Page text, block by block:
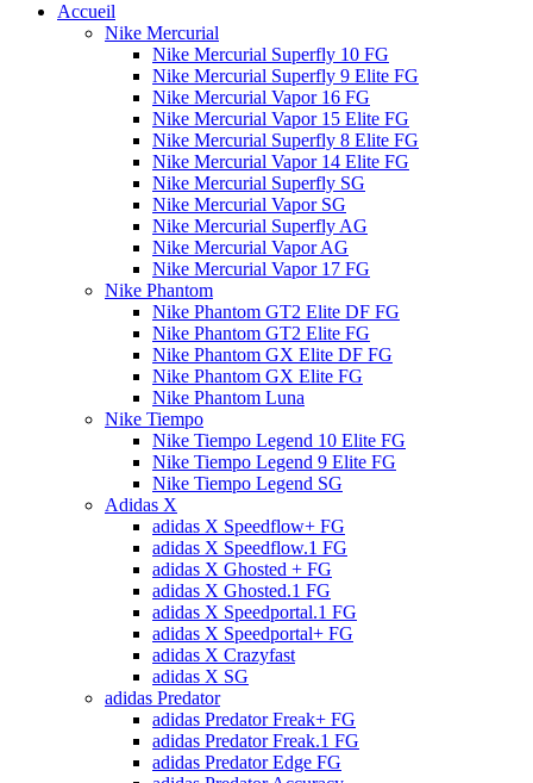
Accueil
Nike Mercurial
Nike Mercurial Superfly 10 FG
Nike Mercurial Superfly 9 Elite FG
Nike Mercurial Vapor 16 FG
Nike Mercurial Vapor 15 Elite FG
Nike Mercurial Superfly 8 Elite FG
Nike Mercurial Vapor 14 Elite FG
Nike Mercurial Superfly SG
Nike Mercurial Vapor SG
Nike Mercurial Superfly AG
Nike Mercurial Vapor AG
Nike Mercurial Vapor 17 FG
Nike Phantom
Nike Phantom GT2 Elite DF FG
Nike Phantom GT2 Elite FG
Nike Phantom GX Elite DF FG
Nike Phantom GX Elite FG
Nike Phantom Luna
Nike Tiempo
Nike Tiempo Legend 10 Elite FG
Nike Tiempo Legend 9 Elite FG
Nike Tiempo Legend SG
Adidas X
adidas X Speedflow+ FG
adidas X Speedflow.1 FG
adidas X Ghosted + FG
adidas X Ghosted.1 FG
adidas X Speedportal.1 FG
adidas X Speedportal+ FG
adidas X Crazyfast
adidas X SG
adidas Predator
adidas Predator Freak+ FG
adidas Predator Freak.1 FG
adidas Predator Edge FG